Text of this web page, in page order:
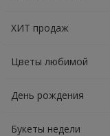
ХИТ продаж
Цветы любимой
День рождения
Букеты недели